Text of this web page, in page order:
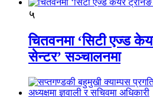
५
चितवनमा ‘सिटी एज्ड
सेन्टर’ सञ्चालनमा